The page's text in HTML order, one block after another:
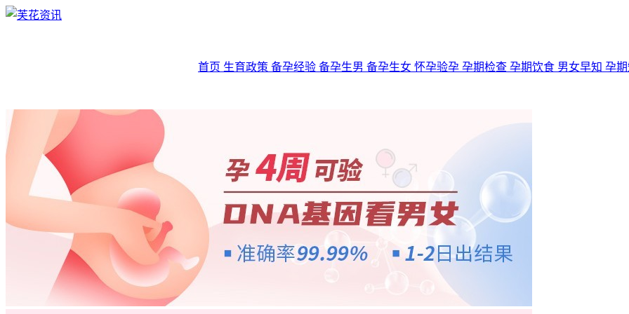
首页 生育政策 备孕经验 备孕生男 备孕生女 怀孕验孕 孕期检查 孕期饮食 男女早知 孕